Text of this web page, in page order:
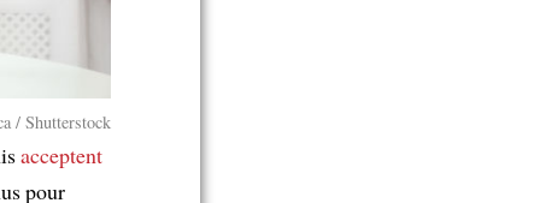
/ Shutterstock
acceptent
pour